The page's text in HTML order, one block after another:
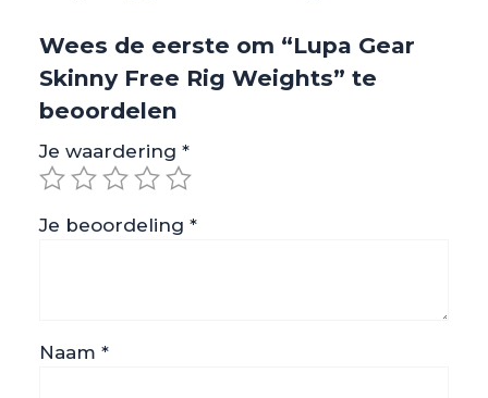
Wees de eerste om “Lupa Gear
Skinny Free Rig Weights” te
beoordelen
Je waardering *
Je beoordeling *
Naam *